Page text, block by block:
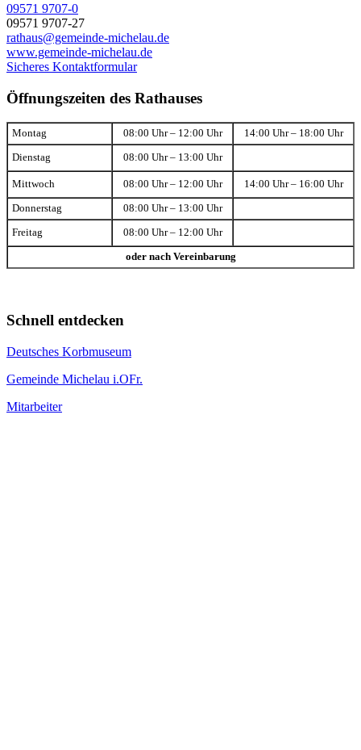
09571 9707-0
09571 9707-27
rathaus@gemeinde-michelau.de
www.gemeinde-michelau.de
Sicheres Kontaktformular
Öffnungszeiten des Rathauses
Montag 08:00 Uhr – 12:00 Uhr 14:00 Uhr – 18:00 Uhr
Dienstag 08:00 Uhr – 13:00 Uhr
Mittwoch 08:00 Uhr – 12:00 Uhr 14:00 Uhr – 16:00 Uhr
Donnerstag 08:00 Uhr – 13:00 Uhr
Freitag 08:00 Uhr – 12:00 Uhr
oder nach Vereinbarung
Schnell entdecken
Deutsches Korbmuseum
Gemeinde Michelau i.OFr.
Mitarbeiter